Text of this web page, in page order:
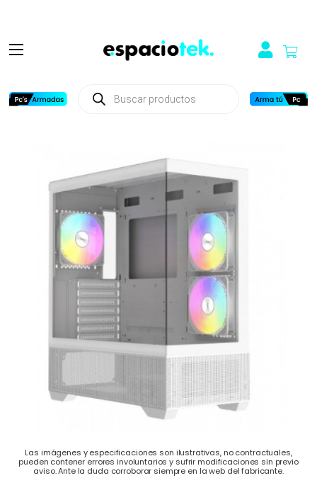
productos
Las imágenes y especificaciones son ilustrativas, no contractuales,
pueden contener errores involuntarios y sufrir modificaciones sin previo
aviso. Ante la duda corroborar siempre en la web del fabricante.